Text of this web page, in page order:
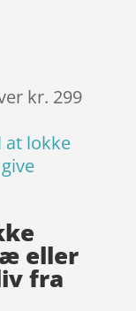
kr. 299
at lokke
eller
fra